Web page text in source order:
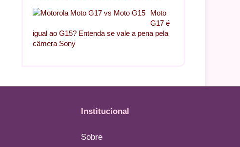
Moto
G17 é
igual ao G15? Entenda se vale a pena pela
câmera Sony
Institucional
Sobre